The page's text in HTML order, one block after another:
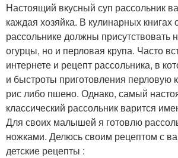
Настоящий вкусный суп рассольник
каждая хозяйка. В кулинарных книгах
рассольнике должны присутствовать
огурцы, но и перловая крупа. Часто
интернете и рецепт рассольника, в
и быстроты приготовления перловую
рис либо пшено. Однако, самый
классический рассольник варится
Для своих малышей я готовлю
ножками. Делюсь своим рецептом с
детские рецепты :